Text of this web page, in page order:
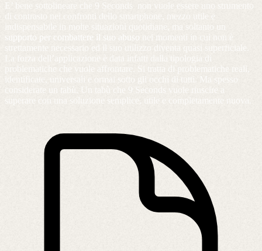
E’ bene sottolineare che 9 Seconds non vuole essere uno strumento
di contrasto nei confronti dello smartphone, mezzo utile e
indispensabile in molte situazioni quotidiane, ma soltanto un
supporto per combattere il suo abuso nei momenti in cui non è
strettamente necessario ed il suo utilizzo diventa quasi superficiale.
La forza dell’applicazione è data infatti dalla tipologia di
problematiche che vuole affrontare. Si tratta di problematiche reali,
identificate, universali e ormai sotto gli occhi di tutti. Ma spesso
considerate un tabù. Un tabù che 9 Seconds vuole riuscire a
superare con una soluzione semplice, utile e completamente nuova.